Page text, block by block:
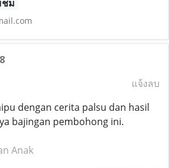
ชม
แจ้งลบ
dengan cerita palsu dan hasil
bajingan pembohong ini.
Anak